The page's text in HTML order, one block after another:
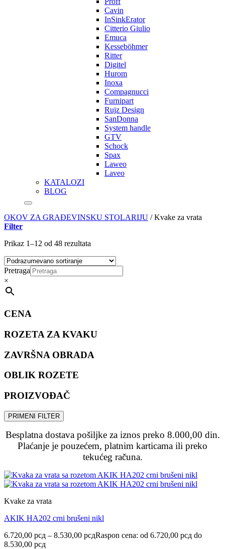
Cavin
InSinkErator
Citterio Giulio
Emuca
Kesseböhmer
Ritter
Digitel
Hurom
Inoxa
Compagnucci
Furnipart
Rujz Design
SanDonna
System handle
GTV
Schock
Spax
Laweo
Laveo
KATALOZI
BLOG
OKOV ZA GRAĐEVINSKU STOLARIJU /Kvake za vrata
Filter
Prikaz 1–12 od 48 rezultata
Pretraga
×
CENA
ROZETA ZA KVAKU
ZAVRŠNA OBRADA
OBLIK ROZETE
PROIZVOĐAČ
PRIMENI FILTER
Besplatna dostava pošiljke za iznos preko 8.000,00 din.
Plaćanje je pouzećem, platnim karticama ili preko
tekućeg računa.
Kvake za vrata
AKIK HA202 crni brušeni nikl
6.720,00 рсд – 8.530,00 рсдRaspon cena: od 6.720,00 рсд do
8.530,00 рсд